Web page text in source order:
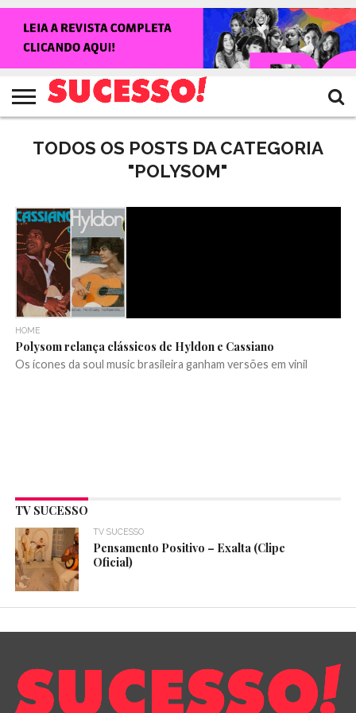
NOTÍCIAS
SHOWS
ENTREVISTAS
CLIQUES
RANKING
CROWLEY
TV
SUCESSO!
REVISTA
SUCESSO!
TODOS OS POSTS DA CATEGORIA
"POLYSOM"
HOME
Polysom relança clássicos de Hyldon e Cassiano
Os ícones da soul music brasileira ganham versões em vinil
TV SUCESSO
TV SUCESSO
Pensamento Positivo – Exalta (Clipe
Oficial)